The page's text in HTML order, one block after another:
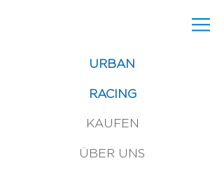
ÜBER UNS
KAUFEN
RACING
URBAN